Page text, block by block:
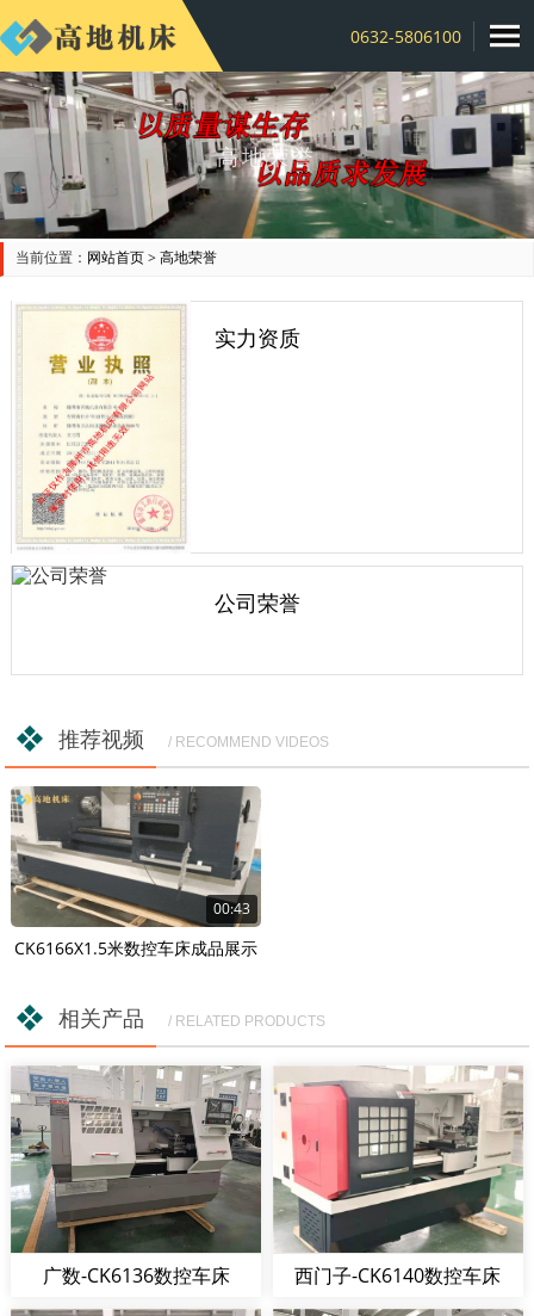
0632-5806100
高地荣誉
当前位置： 网站首页>高地荣誉
实力资质
公司荣誉
推荐视频 / RECOMMEND VIDEOS
00:43
CK6166X1.5米数控车床成品展示
相关产品 / RELATED PRODUCTS
广数-CK6136数控车床 西门子-CK6140数控车床